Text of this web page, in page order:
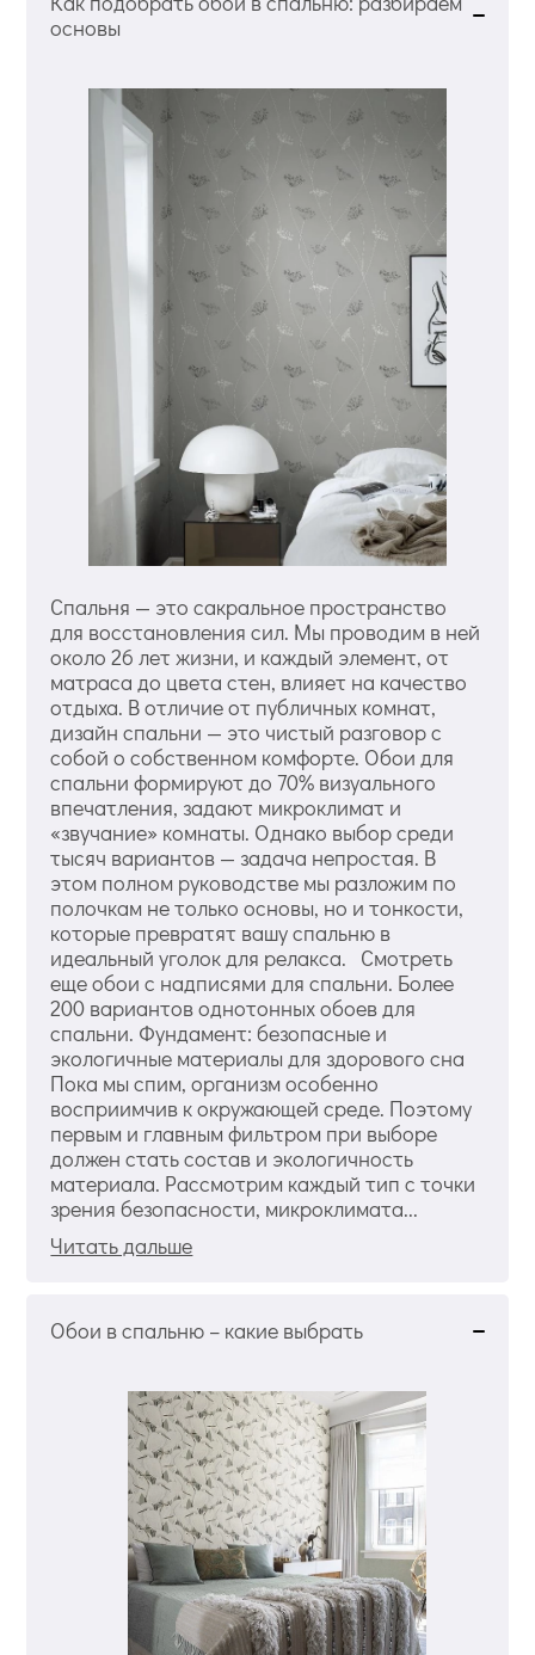
основы
Спальня — это сакральное пространство
для восстановления сил. Мы проводим в ней
около 26 лет жизни, и каждый элемент, от
матраса до цвета стен, влияет на качество
отдыха. В отличие от публичных комнат,
дизайн спальни — это чистый разговор с
собой о собственном комфорте. Обои для
спальни формируют до 70% визуального
впечатления, задают микроклимат и
«звучание» комнаты. Однако выбор среди
тысяч вариантов — задача непростая. В
этом полном руководстве мы разложим по
полочкам не только основы, но и тонкости,
которые превратят вашу спальню в
идеальный уголок для релакса. Смотреть
еще обои с надписями для спальни. Более
200 вариантов однотонных обоев для
спальни. Фундамент: безопасные и
экологичные материалы для здорового сна
Пока мы спим, организм особенно
восприимчив к окружающей среде. Поэтому
первым и главным фильтром при выборе
должен стать состав и экологичность
материала. Рассмотрим каждый тип с точки
зрения безопасности, микроклимата...
Читать дальше
Обои в спальню – какие выбрать